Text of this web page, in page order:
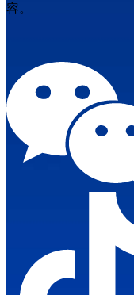
容。